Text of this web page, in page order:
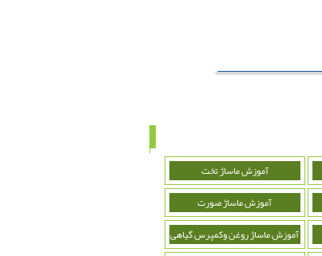
آموزش ماساژ تخت
آموزش ماساژ صورت
آموزش ماساژ روغن وکمپرس گیاهی